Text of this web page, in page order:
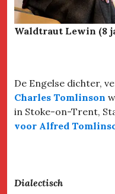
Waldtraut Lewin (8
De Engelse dichter,
Charles Tomlinson
in Stoke-on-Trent,
voor Alfred
Dialectisch